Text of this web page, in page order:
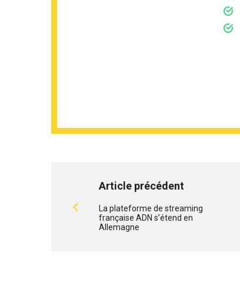
Article précédent
La plateforme de streaming
française ADN s’étend en
Allemagne